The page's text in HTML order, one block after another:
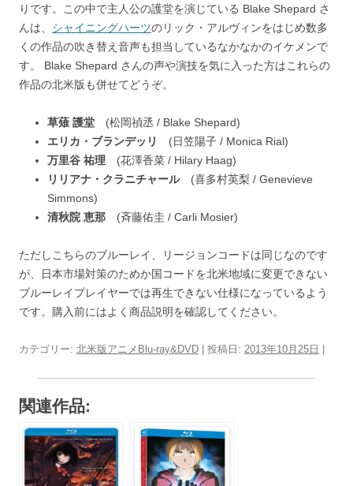
りです。この中で主人公の護堂を演じている Blake Shepard さ
んは、 シャイニングハーツのリック・アルヴィンをはじめ数多
くの作品の吹き替え音声も担当しているなかなかのイケメンで
す。 Blake Shepard さんの声や演技を気に入った方はこれらの
作品の北米版も併せてどうぞ。
草薙 護堂 (松岡禎丞 / Blake Shepard)
エリカ・ブランデッリ
(日笠陽子 / Monica Rial)
万里谷 祐理 (花澤香菜 / Hilary Haag)
リリアナ・クラニチャール(喜多村英梨 / Genevieve
Simmons)
清秋院 恵那 (斉藤佑圭 / Carli Mosier)
ただしこちらのブルーレイ、リージョンコードは同じなのです
が、日本市場対策のためか国コードを北米地域に変更できない
ブルーレイプレイヤーでは再生できない仕様になっているよう
です。購入前にはよく商品説明を確認してください。
カテゴリー: 北米版アニメBlu-ray&DVD | 投稿日: 2013年10月25日
関連作品: